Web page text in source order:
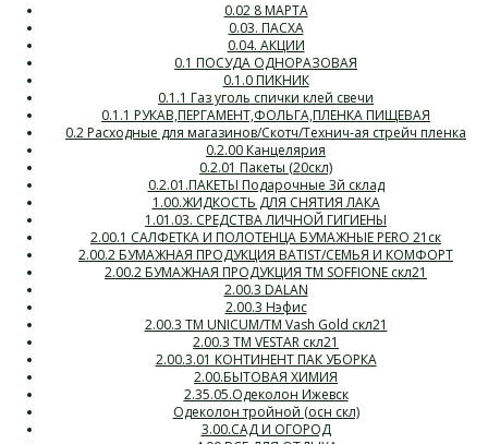
0.02 8 МАРТА
0.03. ПАСХА
0.04. АКЦИИ
0.1 ПОСУДА ОДНОРАЗОВАЯ
0.1.0 ПИКНИК
0.1.1 Газ уголь спички клей свечи
0.1.1 РУКАВ,ПЕРГАМЕНТ,ФОЛЬГА,ПЛЕНКА ПИЩЕВАЯ
0.2 Расходные для магазинов/Скотч/Технич-ая стрейч пленка
0.2.00 Канцелярия
0.2.01 Пакеты (20скл)
0.2.01.ПАКЕТЫ Подарочные 3й склад
1.00.ЖИДКОСТЬ ДЛЯ СНЯТИЯ ЛАКА
1.01.03. СРЕДСТВА ЛИЧНОЙ ГИГИЕНЫ
2.00.1 САЛФЕТКА И ПОЛОТЕНЦА БУМАЖНЫЕ PERO 21ск
2.00.2 БУМАЖНАЯ ПРОДУКЦИЯ BATIST/СЕМЬЯ И КОМФОРТ
2.00.2 БУМАЖНАЯ ПРОДУКЦИЯ ТМ SOFFIONE скл21
2.00.3 DALAN
2.00.3 Нэфис
2.00.3 ТМ UNICUM/ТМ Vash Gold скл21
2.00.3 ТМ VESTAR скл21
2.00.3.01 КОНТИНЕНТ ПАК УБОРКА
2.00.БЫТОВАЯ ХИМИЯ
2.35.05.Одеколон Ижевск
Одеколон тройной (осн скл)
3.00.САД И ОГОРОД